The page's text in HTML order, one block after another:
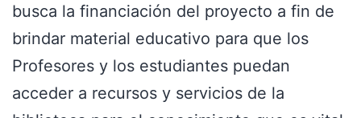
busca la financiación del proyecto a fin de
brindar material educativo para que los
Profesores y los estudiantes puedan
acceder a recursos y servicios de la